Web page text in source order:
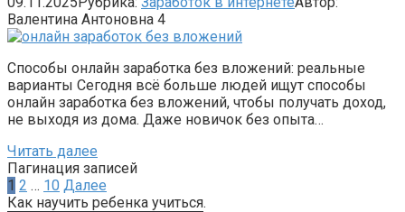
Валентина Антоновна 4
Способы онлайн заработка без вложений: реальные
варианты Сегодня всё больше людей ищут способы
онлайн заработка без вложений, чтобы получать доход,
не выходя из дома. Даже новичок без опыта…
Читать далее
Пагинация записей
1 2 … 10 Далее
Как научить ребенка учиться.